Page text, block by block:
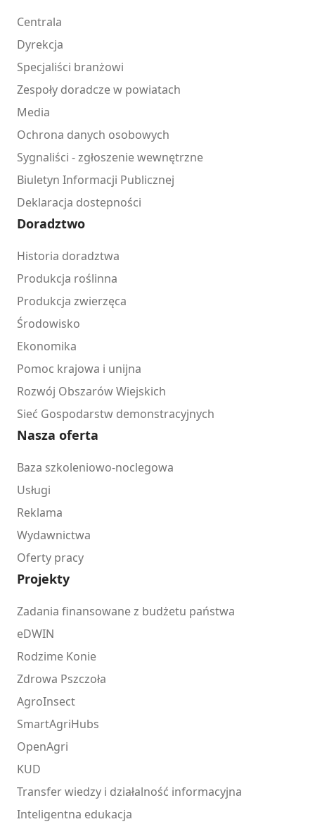
Centrala
Dyrekcja
Specjaliści branżowi
Zespoły doradcze w powiatach
Media
Ochrona danych osobowych
Sygnaliści - zgłoszenie wewnętrzne
Biuletyn Informacji Publicznej
Deklaracja dostepności
Doradztwo
Historia doradztwa
Produkcja roślinna
Produkcja zwierzęca
Środowisko
Ekonomika
Pomoc krajowa i unijna
Rozwój Obszarów Wiejskich
Sieć Gospodarstw demonstracyjnych
Nasza oferta
Baza szkoleniowo-noclegowa
Usługi
Reklama
Wydawnictwa
Oferty pracy
Projekty
Zadania finansowane z budżetu państwa
eDWIN
Rodzime Konie
Zdrowa Pszczoła
AgroInsect
SmartAgriHubs
OpenAgri
KUD
Transfer wiedzy i działalność informacyjna
Inteligentna edukacja